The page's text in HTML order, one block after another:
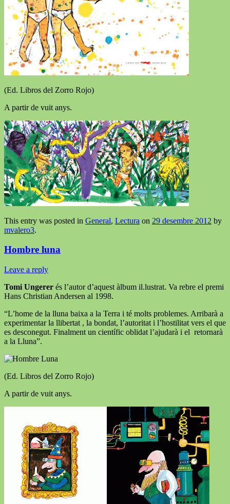
(Ed. Libros del Zorro Rojo)
A partir de vuit anys.
This entry was posted in General, Lectura on 29 desembre 2012 by
mvalero3.
Hombre luna
Leave a reply
Tomi Ungerer és l’autor d’aquest àlbum il.lustrat. Va rebre el premi
Hans Christian Andersen al 1998.
“L’home de la lluna baixa a la Terra i té molts problemes. Arribarà a
experimentar la llibertat , la bondat, l’autoritat i l’hostilitat vers el que
es desconegut. Finalment un científic oblidat l’ajudarà i el retornarà
a la Lluna”.
(Ed. Libros del Zorro Rojo)
A partir de vuit anys.